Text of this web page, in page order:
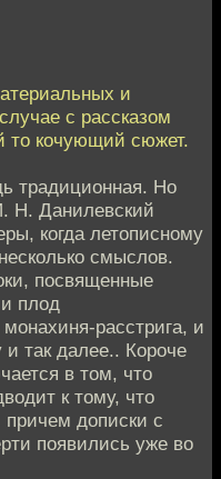
и
с рассказом
то кочующий сюжет.
традиционная. Но
Н. Данилевский
когда летописному
смыслов.
посвященные
плод
расстрига, и
и так далее.. Короче
в том, что
к тому, что
причем дописки с
появились уже во